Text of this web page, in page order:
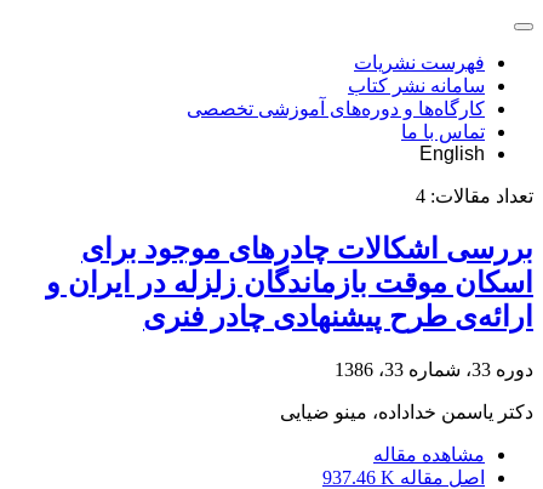
فهرست نشریات
سامانه نشر کتاب
کارگاه‌ها و دوره‌های آموزشی تخصصی
تماس با ما
English
تعداد مقالات: 4
بررسی اشکالات چادرهای موجود برای
اسکان موقت بازماندگان زلزله در ایران و
ارائه‌ی طرح پیشنهادی چادر فنری
دوره 33، شماره 33، 1386
دکتر یاسمن خداداده، مینو ضیایی
مشاهده مقاله
اصل مقاله 937.46 K